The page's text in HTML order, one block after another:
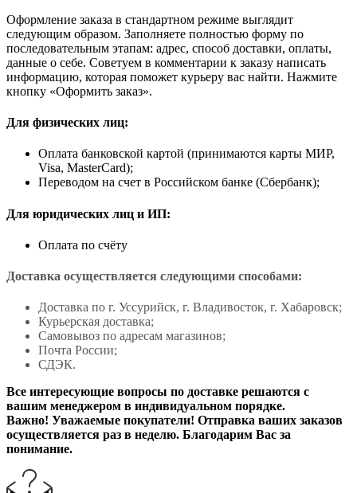
Оформление заказа в стандартном режиме выглядит
следующим образом. Заполняете полностью форму по
последовательным этапам: адрес, способ доставки, оплаты,
данные о себе. Советуем в комментарии к заказу написать
информацию, которая поможет курьеру вас найти. Нажмите
кнопку «Оформить заказ».
Для физических лиц:
Оплата банковской картой (принимаются карты МИР,
Visa, MasterCard);
Переводом на счет в Российском банке (Сбербанк);
Для юридических лиц и ИП:
Оплата по счёту
Доставка осуществляется следующими способами:
Доставка по г. Уссурийск, г. Владивосток, г. Хабаровск;
Курьерская доставка;
Самовывоз по адресам магазинов;
Почта России;
СДЭК.
Все интересующие вопросы по доставке решаются с
вашим менеджером в индивидуальном порядке.
Важно! Уважаемые покупатели! Отправка ваших заказов
осуществляется раз в неделю. Благодарим Вас за
понимание.